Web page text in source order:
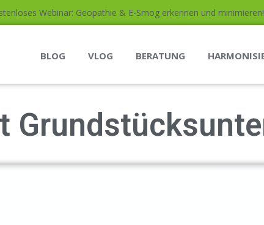
Webinar: Geopathie & E-Smog erkennen und
BLOG VLOG BERATUNG